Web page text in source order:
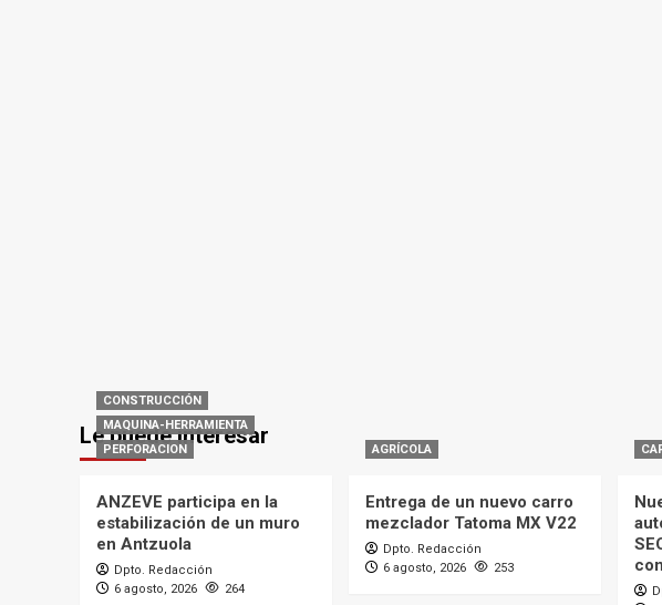
Le puede interesar
CONSTRUCCIÓN
MAQUINA-HERRAMIENTA
PERFORACION
ANZEVE participa en la
estabilización de un muro
en Antzuola
Dpto. Redacción
6 agosto, 2026
264
AGRÍCOLA
Entrega de un nuevo carro
mezclador Tatoma MX V22
Dpto. Redacción
6 agosto, 2026
253